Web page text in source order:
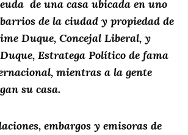
de una casa ubicada en uno
de la ciudad y propiedad de
Duque, Concejal Liberal, y
Estratega Político de fama
mientras a la gente
su casa.
embargos y emisoras de